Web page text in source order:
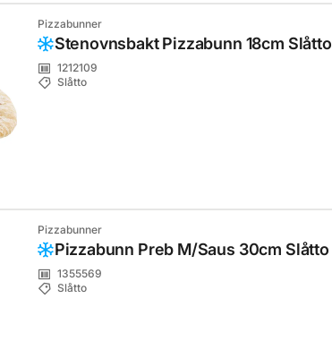
Pizzabunner
Stenovnsbakt Pizzabunn 18cm Slåtto
1212109
Slåtto
Pizzabunner
Pizzabunn Preb M/Saus 30cm Slåtto
1355569
Slåtto